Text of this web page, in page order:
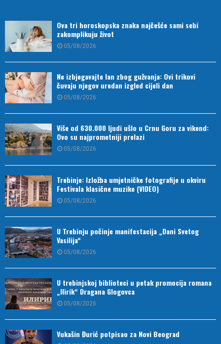
Ova tri horoskopska znaka najčešće sami sebi
zakomplikuju život
05/08/2026
Ne izbjegavajte lan zbog gužvanja: Ovi trikovi
čuvaju njegov uredan izgled cijeli dan
05/08/2026
Više od 630.000 ljudi ušlo u Crnu Goru za vikend:
Ovo su najprometniji prelazi
05/08/2026
Trebinje: Izložba umjetničke fotografije u okviru
Festivala klasične muzike (VIDEO)
05/08/2026
U Trebinju počinje manifestacija „Dani Svetog
Vasilija“
05/08/2026
U trebinjskoj biblioteci u petak promocija romana
„Ilirik“ Dragana Glogovca
05/08/2026
Vukašin Đurić potpisao za Novi Beograd